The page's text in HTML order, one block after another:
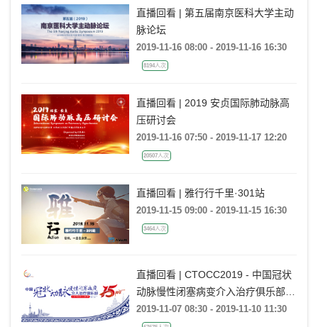
直播回看 | 第五届南京医科大学主动
脉论坛
2019-11-16 08:00 - 2019-11-16 16:30
8194人次
直播回看 | 2019 安贞国际肺动脉高
压研讨会
2019-11-16 07:50 - 2019-11-17 12:20
20507人次
直播回看 | 雅行行千里·301站
2019-11-15 09:00 - 2019-11-15 16:30
3464人次
直播回看 | CTOCC2019 - 中国冠状
动脉慢性闭塞病变介入治疗俱乐部15
周年
2019-11-07 08:30 - 2019-11-10 11:30